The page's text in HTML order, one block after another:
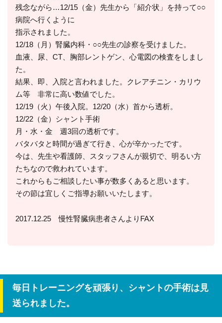
残念ながら…12/15（金）先生から「紹介状」を持って○○
病院へ行くように
指示されました。
12/18（月）腎臓内科・○○先生の診察を受けました。
血液、尿、CT、胸部レントゲン、心電図の検査をしまし
た。
結果、即、入院と言われました。クレアチニン・カリウ
ム等 非常に高い数値でした。
12/19（火）午後入院。12/20（水）首から透析。
12/22（金）シャント手術
月・水・金 週3回の透析です。
バタバタと時間が過ぎて行き、心が辛かったです。
今は、先生や看護師、スタッフさんが親切で、明るい方
たちなので救われています。
これからもご相談したい事が数多くあると思います。
その節は宜しくご指導お願いいたします。
2017.12.25 慢性腎臓病患者さんよりFAX
毎日トレーニングを頑張り、シャントの手術は見
送られました。